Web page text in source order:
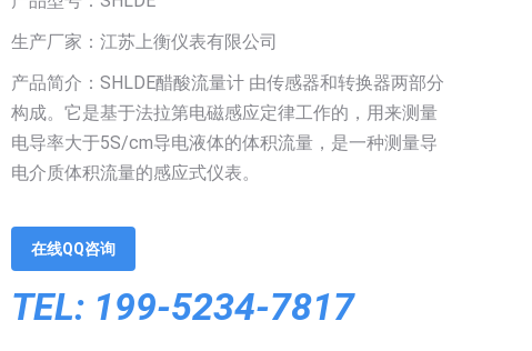
生产厂家：江苏上衡仪表有限公司
产品简介：SHLDE醋酸流量计 由传感器和转换器两部分
构成。它是基于法拉第电磁感应定律工作的，用来测量
电导率大于5S/cm导电液体的体积流量，是一种测量导
电介质体积流量的感应式仪表。
在线QQ咨询
TEL: 199-5234-7817